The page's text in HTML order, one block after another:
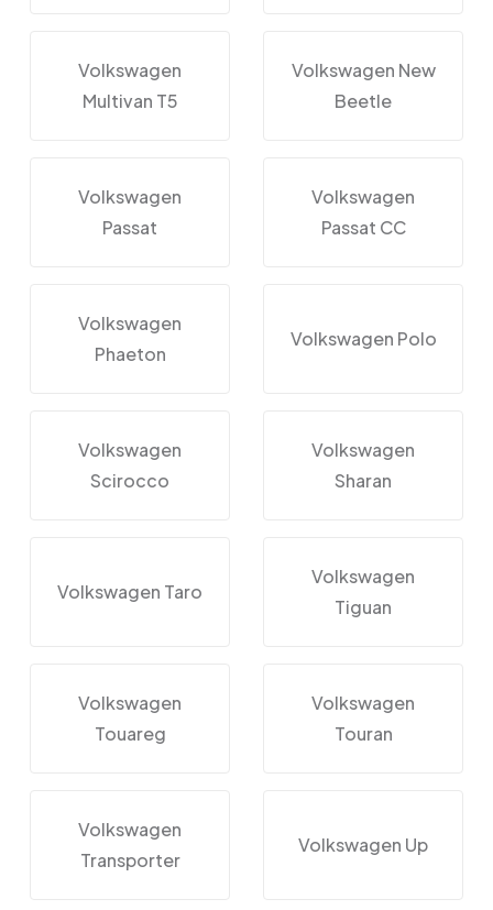
Volkswagen
Multivan T5
Volkswagen New
Beetle
Volkswagen
Passat
Volkswagen
Passat CC
Volkswagen
Phaeton
Volkswagen Polo
Volkswagen
Scirocco
Volkswagen
Sharan
Volkswagen Taro
Volkswagen
Tiguan
Volkswagen
Touareg
Volkswagen
Touran
Volkswagen
Transporter
Volkswagen Up